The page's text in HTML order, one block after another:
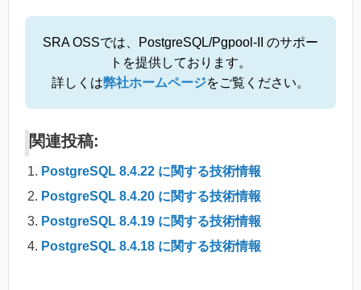
SRA OSSでは、PostgreSQL/Pgpool-II のサポー
トを提供しております。
詳しくは弊社ホームページをご覧ください。
関連投稿:
PostgreSQL 8.4.22 に関する技術情報
PostgreSQL 8.4.20 に関する技術情報
PostgreSQL 8.4.19 に関する技術情報
PostgreSQL 8.4.18 に関する技術情報